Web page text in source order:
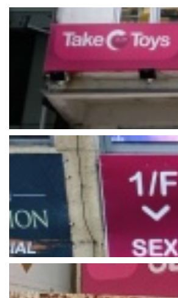
TakeToys铜锣湾第一分店
港岛铜锣湾渣甸街38-40号1楼
电话:+852 2191 0698
营业时间:
11:00-00:00
更多详情